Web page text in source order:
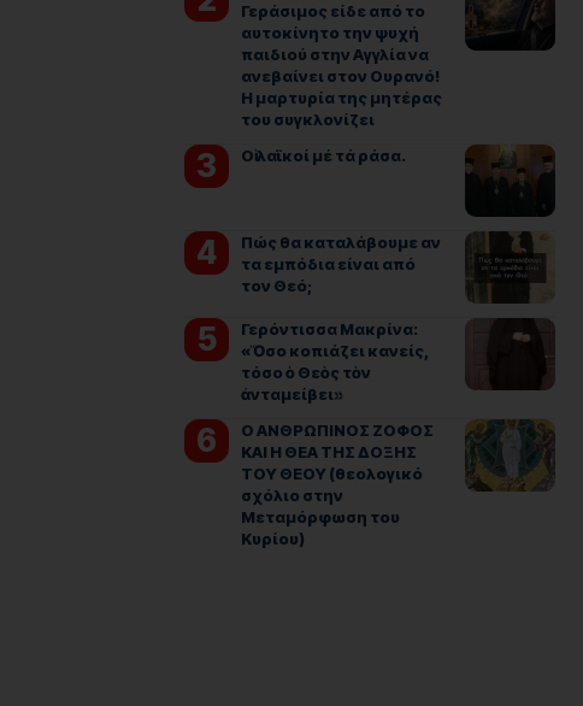
Γεράσιμος είδε από το
αυτοκίνητο την ψυχή
παιδιού στην Αγγλία να
ανεβαίνει στον Ουρανό!
Η μαρτυρία της μητέρας
του συγκλονίζει
Οἱ λαϊκοί μέ τά ράσα.
Πώς θα καταλάβουμε αν
τα εμπόδια είναι από
τον Θεό;
Γερόντισσα Μακρίνα:
«Ὅσο κοπιάζει κανείς,
τόσο ὁ Θεὸς τὸν
ἀνταμείβει»
Ο ΑΝΘΡΩΠΙΝΟΣ ΖΟΦΟΣ
ΚΑΙ Η ΘΕΑ ΤΗΣ ΔΟΞΗΣ
ΤΟΥ ΘΕΟΥ (θεολογικό
σχόλιο στην
Μεταμόρφωση του
Κυρίου)